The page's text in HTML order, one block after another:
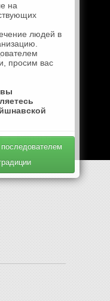
на
людей в
просим вас
вы